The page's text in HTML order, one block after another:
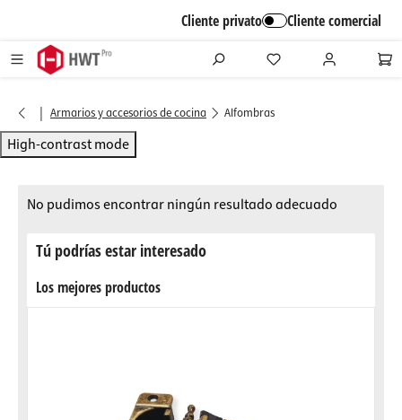
Cliente privato Cliente comercial
| Armarios y accesorios de cocina Alfombras
High-contrast mode
No pudimos encontrar ningún resultado adecuado
Tú podrías estar interesado
Los mejores productos